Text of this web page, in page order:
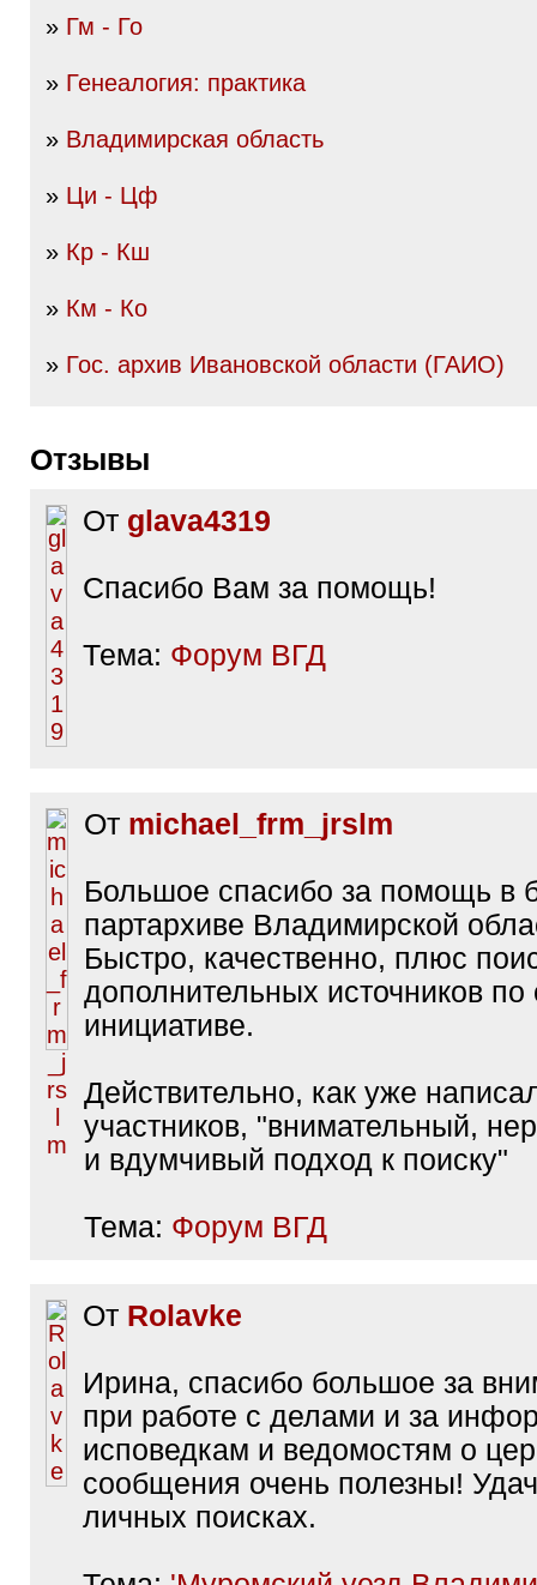
» Гм - Го
» Генеалогия: практика
» Владимирская область
» Ци - Цф
» Кр - Кш
» Км - Ко
» Гос. архив Ивановской области (ГАИО)
Отзывы
От glava4319
Спасибо Вам за помощь!
Тема: Форум ВГД
От michael_frm_jrslm
Большое спасибо за помощь в
партархиве Владимирской
Быстро, качественно, плюс
дополнительных источников по
инициативе.
Действительно, как уже
участников, "внимательный,
и вдумчивый подход к поиску"
Тема: Форум ВГД
От Rolavke
Ирина, спасибо большое за
при работе с делами и за
исповедкам и ведомостям о
сообщения очень полезны!
личных поисках.